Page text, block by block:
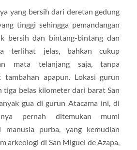
yang bersih dari deretan gedung
tinggi sehingga pemandangan
bersih dan bintang-bintang dan
terlihat jelas, bahkan cukup
mata telanjang saja, tanpa
tambahan apapun. Lokasi gurun
tiga belas kilometer dari barat San
gua di gurun Atacama ini, di
pernah ditemukan mumi
manusia purba, yang kemudian
arkeologi di San Miguel de Azapa,